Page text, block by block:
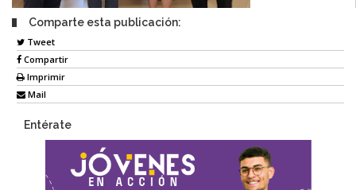
Comparte esta publicación:
Tweet
Compartir
Imprimir
Mail
Entérate